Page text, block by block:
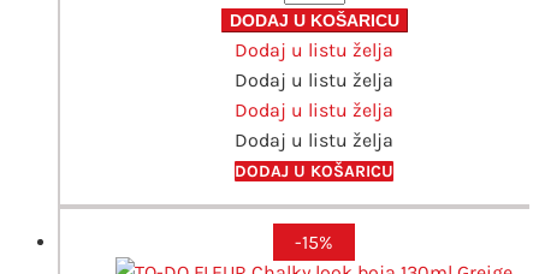
je:
7,99 €.
4,79 €.
Langnickel
set
4
kista
gold
taklon
RCC
218
količina
DODAJ U KOŠARICU
Dodaj u listu želja
Dodaj u listu želja
Dodaj u listu želja
Dodaj u listu želja
DODAJ U KOŠARICU
-15%